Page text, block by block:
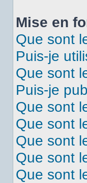
Mise en
Que sont
Puis-je
Que sont
Puis-je
Que sont
Que sont
Que sont
Que sont
Que sont